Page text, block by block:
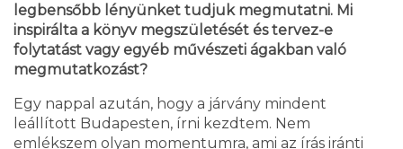
legbensőbb lényünket tudjuk megmutatni. Mi
inspirálta a könyv megszületését és tervez-e
folytatást vagy egyéb művészeti ágakban való
megmutatkozást?
Egy nappal azután, hogy a járvány mindent
leállított Budapesten, írni kezdtem. Nem
emlékszem olyan momentumra, ami az írás iránti